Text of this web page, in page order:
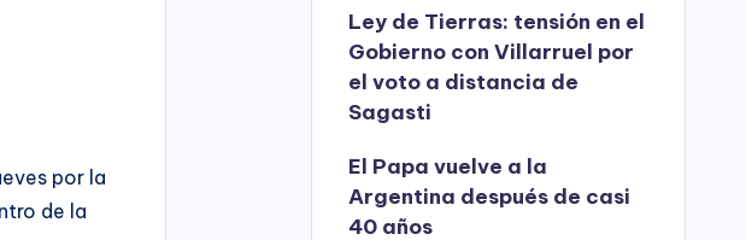
por la
de la
Ley de Tierras: tensión en el
Gobierno con Villarruel por
el voto a distancia de
Sagasti
El Papa vuelve a la
Argentina después de casi
40 años